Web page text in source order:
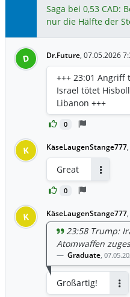
Saga bei 0,53 CAD:
nur die Hälfte der
D Dr.Future, 07.05.2026
0
+++ 23:01 Angriff
Israel tötet
Libanon +++
K KäseLaugenStange777,
0
Great
K KäseLaugenStange777,
23:58 Trump:
Atomwaffen
Graduate,
Großartig!